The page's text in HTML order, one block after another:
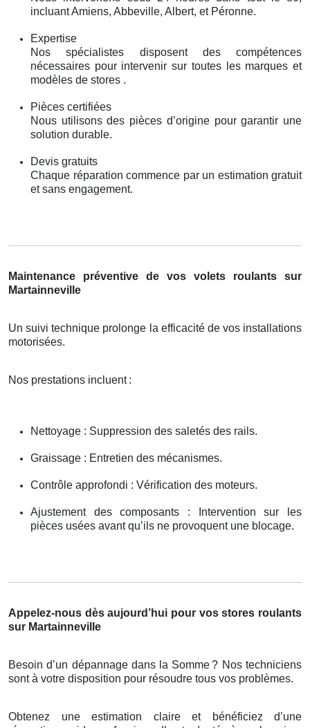
incluant Amiens, Abbeville, Albert, et Péronne.
Expertise
Nos spécialistes disposent des compétences
nécessaires pour intervenir sur toutes les marques et
modèles de stores .
Pièces certifiées
Nous utilisons des pièces d’origine pour garantir une
solution durable.
Devis gratuits
Chaque réparation commence par un estimation gratuit
et sans engagement.
Maintenance préventive de vos volets roulants sur
Martainneville
Un suivi technique prolonge la efficacité de vos installations
motorisées.
Nos prestations incluent :
Nettoyage : Suppression des saletés des rails.
Graissage : Entretien des mécanismes.
Contrôle approfondi : Vérification des moteurs.
Ajustement des composants : Intervention sur les
pièces usées avant qu’ils ne provoquent une blocage.
Appelez-nous dès aujourd’hui pour vos stores roulants
sur Martainneville
Besoin d’un dépannage dans la Somme ? Nos techniciens
sontà votre disposition pour résoudre tous vos probl èmes.
Obtenez une estimation claire et bénéficiez d’une